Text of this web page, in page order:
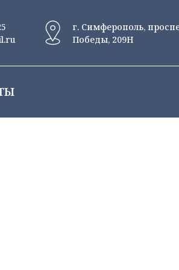
г. Симферополь,
Победы, 209Н